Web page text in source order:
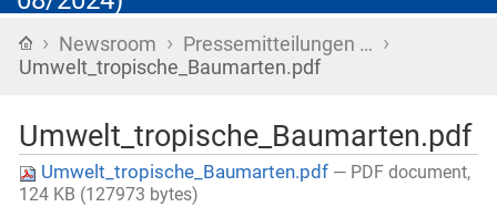
Startseite
› Newsroom › Pressemitteilungen … ›
Umwelt_tropische_Baumarten.pdf
Umwelt_tropische_Baumarten.pdf
Umwelt_tropische_Baumarten.pdf — PDF document,
124 KB (127973 bytes)